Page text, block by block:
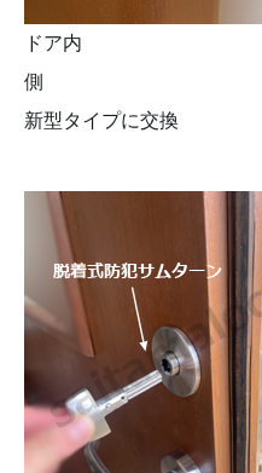
ドア内
新型タイプに交換